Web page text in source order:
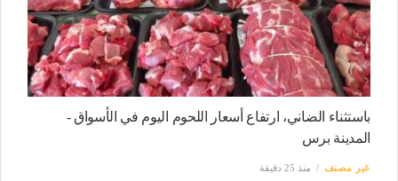
باستثناء الضاني، ارتفاع أسعار اللحوم اليوم في الأسواق -
المدينة برس
غير مصنف منذ 25 دقيقة